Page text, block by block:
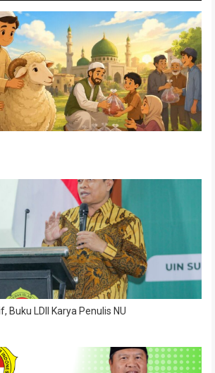
Buku LDII Karya Penulis NU